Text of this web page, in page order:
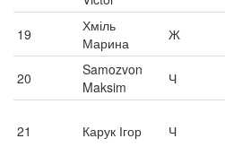
19
Хміль
Марина
Ж
20
Samozvon
Maksim
Ч
21 Карук Ігор Ч